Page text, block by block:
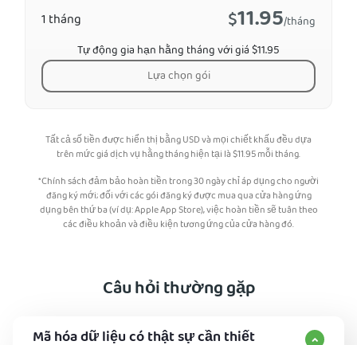
1 tháng $11.95/tháng
Tự động gia hạn hằng tháng với giá $11.95
Lựa chọn gói
Tất cả số tiền được hiển thị bằng USD và mọi chiết khấu đều dựa
trên mức giá dịch vụ hằng tháng hiện tại là$11.95mỗi tháng.
*Chính sách đảm bảo hoàn tiền trong 30 ngày chỉ áp dụng cho người
đăng ký mới; đối với các gói đăng ký được mua qua cửa hàng ứng
dụng bên thứ ba (ví dụ: Apple App Store), việc hoàn tiền sẽ tuân theo
các điều khoản và điều kiện tương ứng của cửa hàng đó.
Câu hỏi thường gặp
Mã hóa dữ liệu có thật sự cần thiết